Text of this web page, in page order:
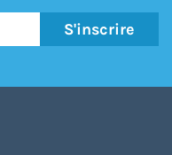
S'inscrire